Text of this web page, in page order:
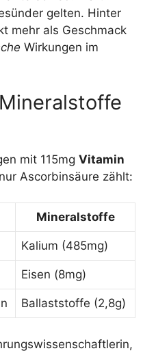
gelten. Hinter
mehr als Geschmack
Wirkungen im
mit 115mg Vitamin
Ascorbinsäure zählt:
Mineralstoffe
Kalium (485mg)
Eisen (8mg)
Ballaststoffe (2,8g)